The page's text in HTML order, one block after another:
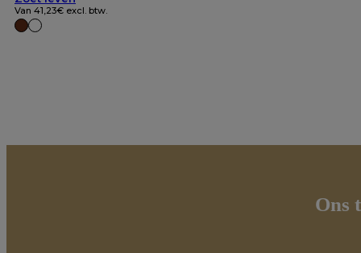
Van 41,23€ excl. btw.
Ons